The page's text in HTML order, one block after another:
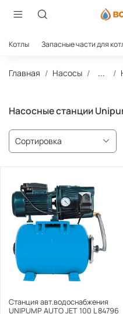
Котлы Запасные части для
Главная Насосы ...
Насосные станции
Станция авт.водоснабжения
UNIPUMP AUTO JET 100 L 84796